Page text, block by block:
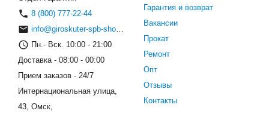
8 (800) 777-22-44
info@giroskuter-spb-shop.ru
Пн.- Вск. 10:00 - 21:00
Доставка - 08:00 - 00:00
Прием заказов - 24/7
Интернациональная улица,
43, Омск,
Гарантия и возврат
Вакансии
Прокат
Ремонт
Опт
Отзывы
Контакты